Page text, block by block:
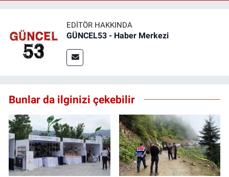
EDITÖR HAKKINDA
GÜNCEL53 - Haber Merkezi
Bunlar da ilginizi çekebilir